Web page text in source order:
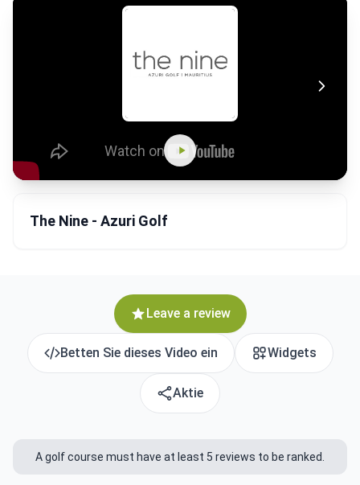
The Nine - Azuri Golf
Leave a review
Betten Sie dieses Video ein Widgets
Aktie
A golf course must have at least 5 reviews to be ranked.